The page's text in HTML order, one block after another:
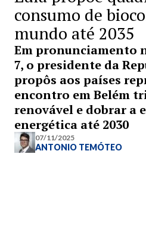
consumo de
mundo até 2035
Em pronunciamento
7, o presidente da
propôs aos países
encontro em Belém
renovável e dobrar a
energética até 2030
07/11/2025
ANTONIO TEMÓTEO